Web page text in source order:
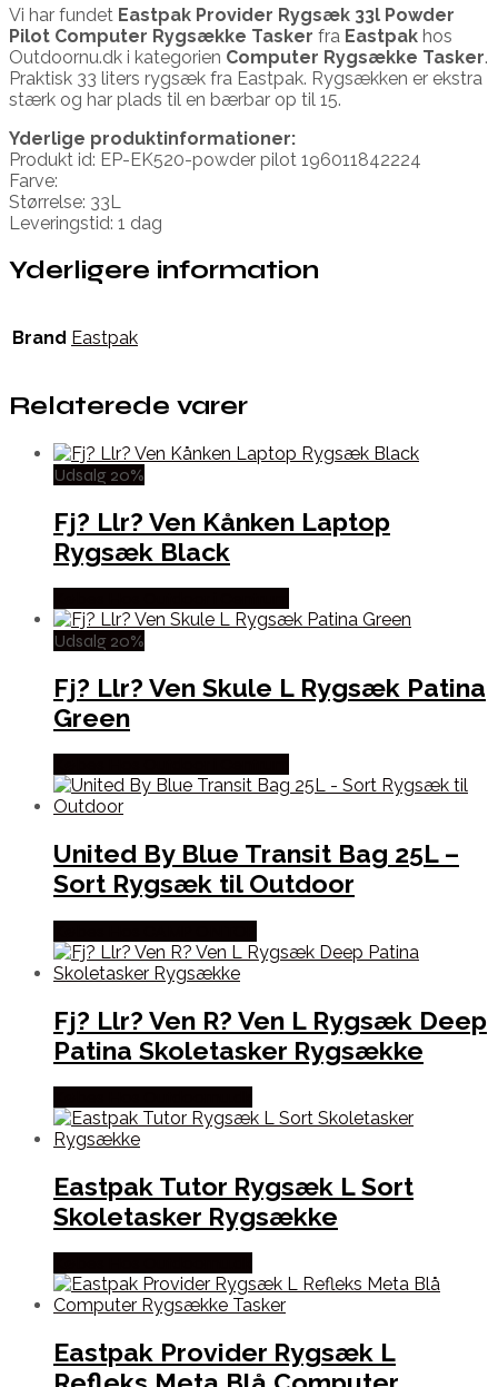
Vi har fundet Eastpak Provider Rygsæk 33l Powder
Pilot Computer Rygsække Tasker fra Eastpak hos
Outdoornu.dk i kategorien Computer Rygsække Tasker.
Praktisk 33 liters rygsæk fra Eastpak. Rygsækken er ekstra
stærk og har plads til en bærbar op til 15.
Yderlige produktinformationer:
Produkt id: EP-EK520-powder pilot 196011842224
Farve:
Størrelse: 33L
Leveringstid: 1 dag
Yderligere information
Brand Eastpak
Relaterede varer
Udsalg 20%
Fj? Llr? Ven Kånken Laptop
Rygsæk Black
Udsalg 20%
Fj? Llr? Ven Skule L Rygsæk Patina
Green
United By Blue Transit Bag 25L –
Sort Rygsæk til Outdoor
Fj? Llr? Ven R? Ven L Rygsæk Deep
Patina Skoletasker Rygsække
Eastpak Tutor Rygsæk L Sort
Skoletasker Rygsække
Eastpak Provider Rygsæk L